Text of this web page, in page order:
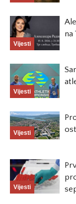
Vijesti
na
Vijesti
Vijesti
Vijesti